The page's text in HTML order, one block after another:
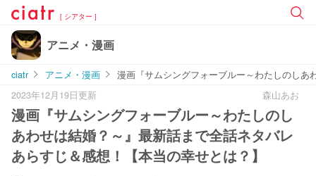
[ シアター ]
アニメ・漫画
ciatr アニメ・漫画
漫画『サムシングフォーブルー～わたしのし
2023年12月19日更新
森山あお
漫画『サムシングフォーブルー～わたしのし
あわせは結婚？～』最新話まで全話ネタバレ
あらすじ＆感想！【本当の幸せとは？】